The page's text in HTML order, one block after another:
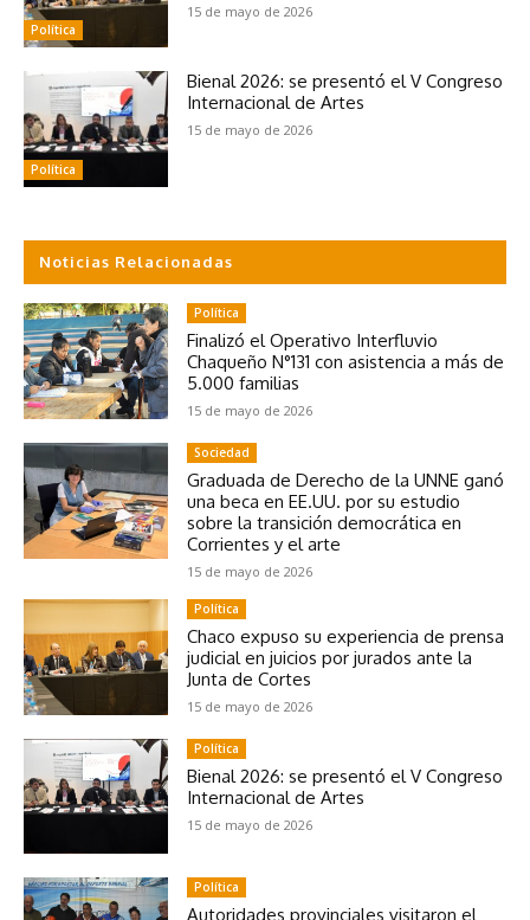
Política
15 de mayo de 2026
Política
Bienal 2026: se presentó el V Congreso
Internacional de Artes
15 de mayo de 2026
Noticias Relacionadas
Política
Finalizó el Operativo Interfluvio
Chaqueño N°131 con asistencia a más de
5.000 familias
15 de mayo de 2026
Sociedad
Graduada de Derecho de la UNNE ganó
una beca en EE.UU. por su estudio
sobre la transición democrática en
Corrientes y el arte
15 de mayo de 2026
Política
Chaco expuso su experiencia de prensa
judicial en juicios por jurados ante la
Junta de Cortes
15 de mayo de 2026
Política
Bienal 2026: se presentó el V Congreso
Internacional de Artes
15 de mayo de 2026
Política
Autoridades provinciales visitaron el